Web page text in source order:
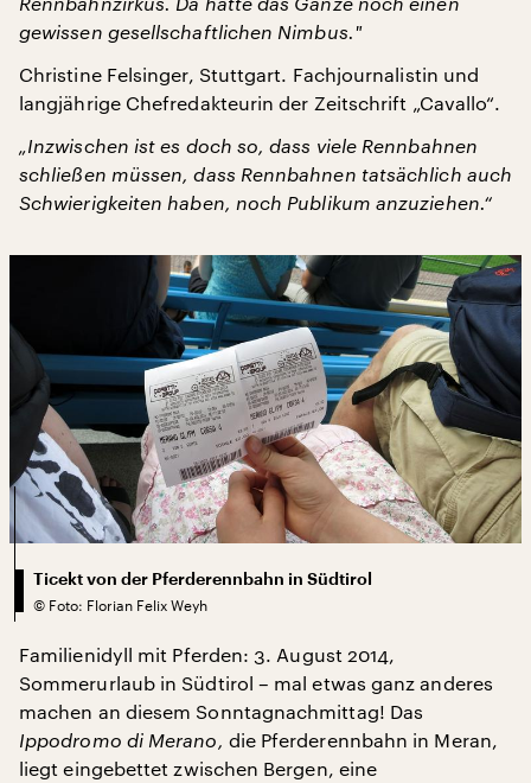
gewissen gesellschaftlichen Nimbus."
Christine Felsinger, Stuttgart. Fachjournalistin und
langjährige Chefredakteurin der Zeitschrift „Cavallo“.
„Inzwischen ist es doch so, dass viele Rennbahnen
schließen müssen, dass Rennbahnen tatsächlich auch
Schwierigkeiten haben, noch Publikum anzuziehen.“
Ticekt von der Pferderennbahn in Südtirol
© Foto: Florian Felix Weyh
Familienidyll mit Pferden: 3. August 2014,
Sommerurlaub in Südtirol – mal etwas ganz anderes
machen an diesem Sonntagnachmittag! Das
Ippodromo di Merano, die Pferderennbahn in Meran,
liegt eingebettet zwischen Bergen, eine